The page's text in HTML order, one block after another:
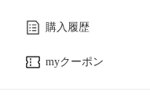
購入履歴
myクーポン